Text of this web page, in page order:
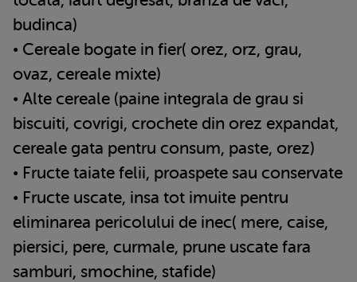
budinca)
• Cereale bogate in fier( orez, orz, grau,
ovaz, cereale mixte)
• Alte cereale (paine integrala de grau si
biscuiti, covrigi, crochete din orez expandat,
cereale gata pentru consum, paste, orez)
• Fructe taiate felii, proaspete sau conservate
• Fructe uscate, insa tot imuite pentru
eliminarea pericolului de inec( mere, caise,
piersici, pere, curmale, prune uscate fara
samburi, smochine, stafide)